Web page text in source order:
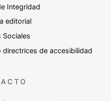
Integridad
editorial
Sociales
de accesibilidad